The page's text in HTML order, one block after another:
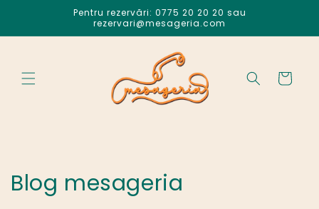
Pentru rezervări: 0775 20 20 20 sau
rezervari@mesageria.com
Coș
Blog mesageria